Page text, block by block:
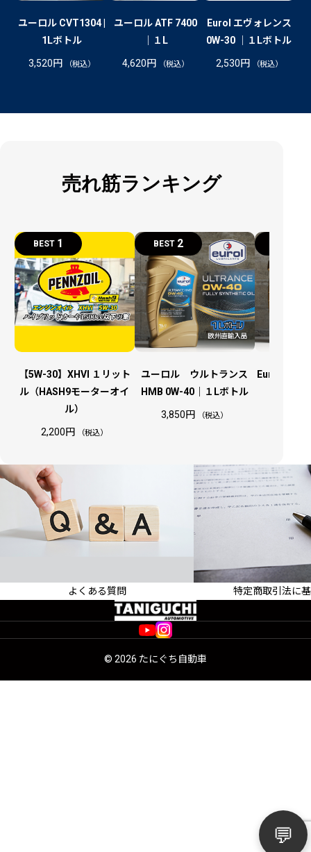
ユーロル CVT1304 |
1Lボトル
3,520円 （税込）
ユーロル ATF 7400
｜１L
4,620円 （税込）
Eurol エヴォレンス
0W-30 ｜１Lボトル
2,530円 （税込）
売れ筋ランキング
BEST 1
在
庫
切
れ
【5W-30】XHVI １リット
ル（HASH9モーターオイ
ル）
2,200円 （税込）
BEST 2
ユーロル ウルトランス
HMB 0W-40｜１Lボトル
3,850円 （税込）
Eurol エヴ
よくあるご質問をまとめています
よくある質問
特定商取引法に
© 2026 たにぐち自動車
💬